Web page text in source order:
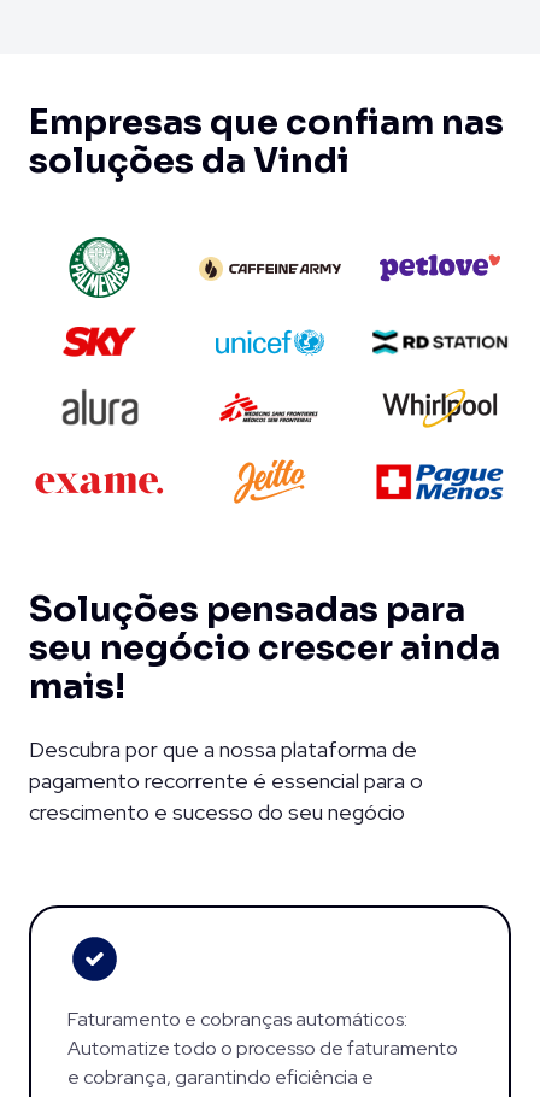
Empresas que confiam nas
soluções da Vindi
Soluções pensadas para
seu negócio crescer ainda
mais!
Descubra por que a nossa plataforma de
pagamento recorrente é essencial para o
crescimento e sucesso do seu negócio
Faturamento e cobranças automáticos:
Automatize todo o processo de faturamento
e cobrança, garantindo eficiência e